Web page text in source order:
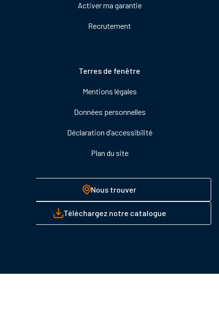
Activer ma garantie
Recrutement
Terres de fenêtre
Mentions légales
Données personnelles
Déclaration d’accessibilité
Plan du site
Nous trouver
Téléchargez notre catalogue